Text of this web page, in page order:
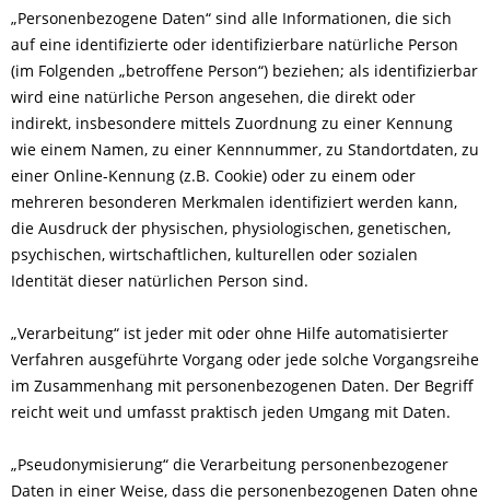
„Personenbezogene Daten“ sind alle Informationen, die sich
auf eine identifizierte oder identifizierbare natürliche Person
(im Folgenden „betroffene Person“) beziehen; als identifizierbar
wird eine natürliche Person angesehen, die direkt oder
indirekt, insbesondere mittels Zuordnung zu einer Kennung
wie einem Namen, zu einer Kennnummer, zu Standortdaten, zu
einer Online-Kennung (z.B. Cookie) oder zu einem oder
mehreren besonderen Merkmalen identifiziert werden kann,
die Ausdruck der physischen, physiologischen, genetischen,
psychischen, wirtschaftlichen, kulturellen oder sozialen
Identität dieser natürlichen Person sind.
„Verarbeitung“ ist jeder mit oder ohne Hilfe automatisierter
Verfahren ausgeführte Vorgang oder jede solche Vorgangsreihe
im Zusammenhang mit personenbezogenen Daten. Der Begriff
reicht weit und umfasst praktisch jeden Umgang mit Daten.
„Pseudonymisierung“ die Verarbeitung personenbezogener
Daten in einer Weise, dass die personenbezogenen Daten ohne